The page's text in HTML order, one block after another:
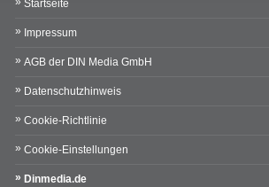
Startseite
Impressum
AGB der DIN Media GmbH
Datenschutzhinweis
Cookie-Richtlinie
Cookie-Einstellungen
Dinmedia.de